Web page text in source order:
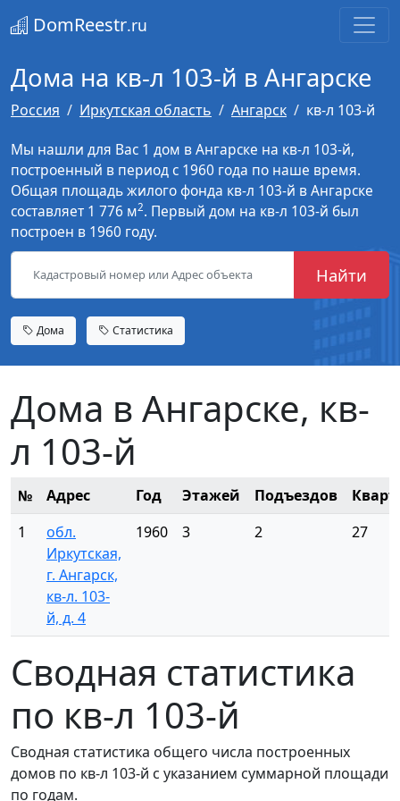
DomReestr.ru
Дома на кв-л 103-й в Ангарске
Россия Иркутская область Ангарск
кв-л 103-й
Мы нашли для Вас 1 дом в Ангарске на кв-л 103-й,
построенный в период с 1960 года по наше время.
Общая площадь жилого фонда кв-л 103-й в Ангарске
составляет 1 776 м2. Первый дом на кв-л 103-й был
построен в 1960 году.
Найти
Дома Статистика
Дома в Ангарске, кв-
л 103-й
№ Адрес Год Этажей Подъездов
1
обл.
Иркутская,
г. Ангарск,
кв-л. 103-
й, д. 4
1960 3 2 27
Сводная статистика
по кв-л 103-й
Сводная статистика общего числа построенных
домов по кв-л 103-й с указанием суммарной площади
по годам.